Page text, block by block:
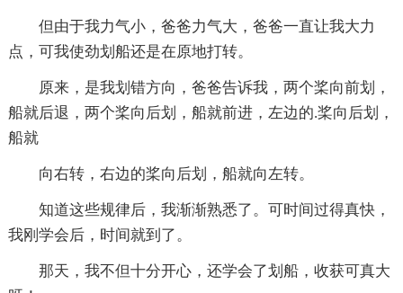
但由于我力气小，爸爸力气大，爸爸一直让我大力
点，可我使劲划船还是在原地打转。
原来，是我划错方向，爸爸告诉我，两个桨向前划，
船就后退，两个桨向后划，船就前进，左边的.桨向后划，
船就
向右转，右边的桨向后划，船就向左转。
知道这些规律后，我渐渐熟悉了。可时间过得真快，
我刚学会后，时间就到了。
那天，我不但十分开心，还学会了划船，收获可真大